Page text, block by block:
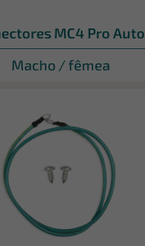
MC4 Pro Auto
Macho / fêmea